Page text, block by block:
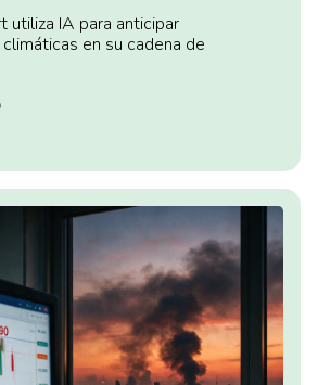
utiliza IA para anticipar
en su cadena de